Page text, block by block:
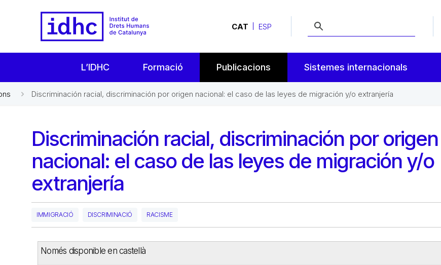
CAT ESP
L’IDHC Formació Publicacions Sistemes internacionals
Discriminación racial, discriminación por origen nacional: el caso de las leyes de migración y/o extranjería
Discriminación racial, discriminación por origen
nacional: el caso de las leyes de migración y/o
extranjería
IMMIGRACIÓ DISCRIMINACIÓ RACISME
Només disponible en castellà